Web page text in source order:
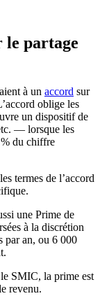
le partage
à un accord sur
oblige les
un dispositif de
— lorsque les
% du chiffre
termes de l’accord
une Prime de
à la discrétion
par an, ou 6 000
SMIC, la prime est
revenu.